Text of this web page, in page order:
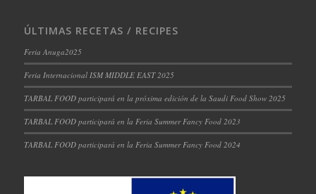
ÚLTIMAS RECETAS / RECIPES
Feria Anuga2025
Feria Internacional ISM MIDDLE EAST 2025
TARBAL FOOD participará en la próxima edición de la Saudi Food Show 2025
TARBAL FOOD participará en la Feria Summer Fancy Food 2023
TARBAL FOOD participará en la Feria Summer Fancy Food 2024